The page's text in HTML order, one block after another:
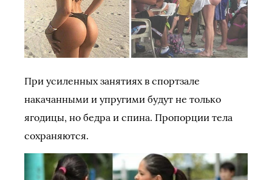
При усиленных занятиях в спортзале
накачанными и упругими будут не только
ягодицы, но бедра и спина. Пропорции тела
сохраняются.